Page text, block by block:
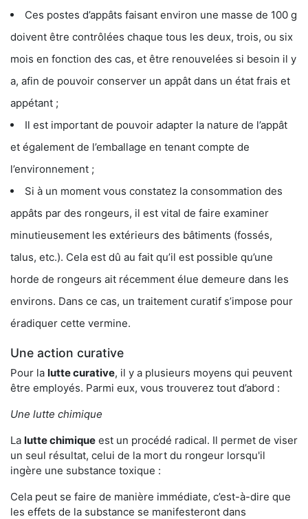
Ces postes d’appâts faisant environ une masse de 100 g
doivent être contrôlées chaque tous les deux, trois, ou six
mois en fonction des cas, et être renouvelées si besoin il y
a, afin de pouvoir conserver un appât dans un état frais et
appétant ;
Il est important de pouvoir adapter la nature de l’appât
et également de l’emballage en tenant compte de
l’environnement ;
Si à un moment vous constatez la consommation des
appâts par des rongeurs, il est vital de faire examiner
minutieusement les extérieurs des bâtiments (fossés,
talus, etc.). Cela est dû au fait qu’il est possible qu’une
horde de rongeurs ait récemment élue demeure dans les
environs. Dans ce cas, un traitement curatif s’impose pour
éradiquer cette vermine.
Une action curative
Pour la lutte curative, il y a plusieurs moyens qui peuvent
être employés. Parmi eux, vous trouverez tout d’abord :
Une lutte chimique
La lutte chimique est un procédé radical. Il permet de viser
un seul résultat, celui de la mort du rongeur lorsqu'il
ingère une substance toxique :
Cela peut se faire de manière immédiate, c’est-à-dire que
les effets de la substance se manifesteront dans